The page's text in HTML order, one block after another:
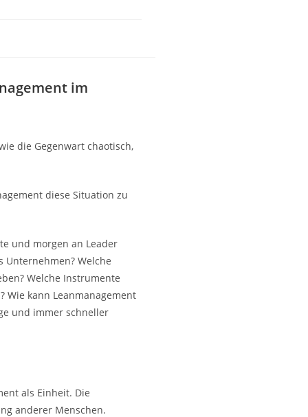
im
die Gegenwart chaotisch,
diese Situation zu
und morgen an Leader
Unternehmen? Welche
Welche Instrumente
Wie kann Leanmanagement
und immer schneller
als Einheit. Die
anderer Menschen.